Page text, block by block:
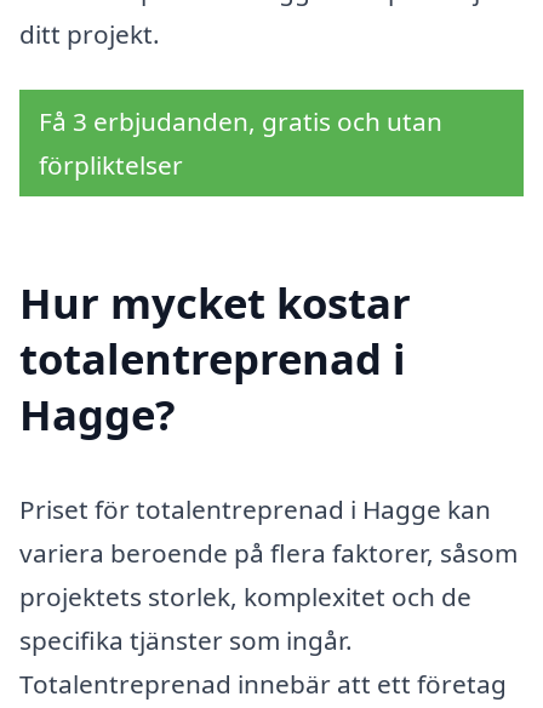
ditt projekt.
Få 3 erbjudanden, gratis och utan
förpliktelser
Hur mycket kostar
totalentreprenad i
Hagge?
Priset för totalentreprenad i Hagge kan
variera beroende på flera faktorer, såsom
projektets storlek, komplexitet och de
specifika tjänster som ingår.
Totalentreprenad innebär att ett företag